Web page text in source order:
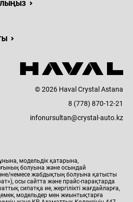
© 2026 Haval Crystal Astana
8 (778) 870-12-21
infonursultan@crystal-auto.kz
модельдік қатарына,
болуына және осындай
немесе жабдықтың болуына қатысты
осы сайтта және прайс-парақтарда
сипатқа ие, жергілікті жағдайларға,
модельдер мен жиынтықтарға